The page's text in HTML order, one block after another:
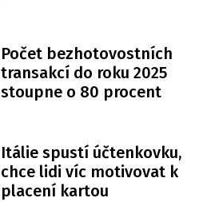
Počet bezhotovostních
transakcí do roku 2025
stoupne o 80 procent
Itálie spustí účtenkovku,
chce lidi víc motivovat k
placení kartou